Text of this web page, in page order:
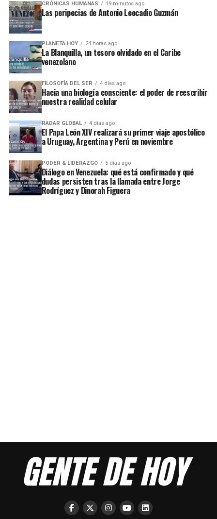
CRÓNICAS HUMANAS 19 minutos ago
Las peripecias de Antonio Leocadio Guzmán
PLANETA HOY 24 horas ago
La Blanquilla, un tesoro olvidado en el Caribe
venezolano
FILOSOFÍA DEL SER 4 días ago
Hacia una biología consciente: el poder de reescribir
nuestra realidad celular
RADAR GLOBAL 4 días ago
El Papa León XIV realizará su primer viaje apostólico
a Uruguay, Argentina y Perú en noviembre
PODER & LIDERAZGO 5 días ago
Diálogo en Venezuela: qué está confirmado y qué
dudas persisten tras la llamada entre Jorge
Rodríguez y Dinorah Figuera